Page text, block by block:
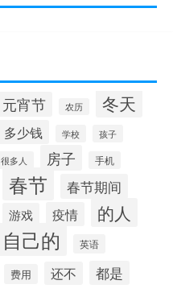
元宵节 农历 冬天
多少钱 学校 孩子
很多人 房子 手机
春节 春节期间
游戏 疫情 的人
自己的 英语
费用 还不 都是